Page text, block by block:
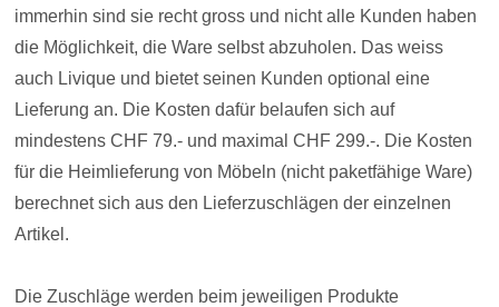
immerhin sind sie recht gross und nicht alle Kunden haben
die Möglichkeit, die Ware selbst abzuholen. Das weiss
auch Livique und bietet seinen Kunden optional eine
Lieferung an. Die Kosten dafür belaufen sich auf
mindestens CHF 79.- und maximal CHF 299.-. Die Kosten
für die Heimlieferung von Möbeln (nicht paketfähige Ware)
berechnet sich aus den Lieferzuschlägen der einzelnen
Artikel.
Die Zuschläge werden beim jeweiligen Produkte